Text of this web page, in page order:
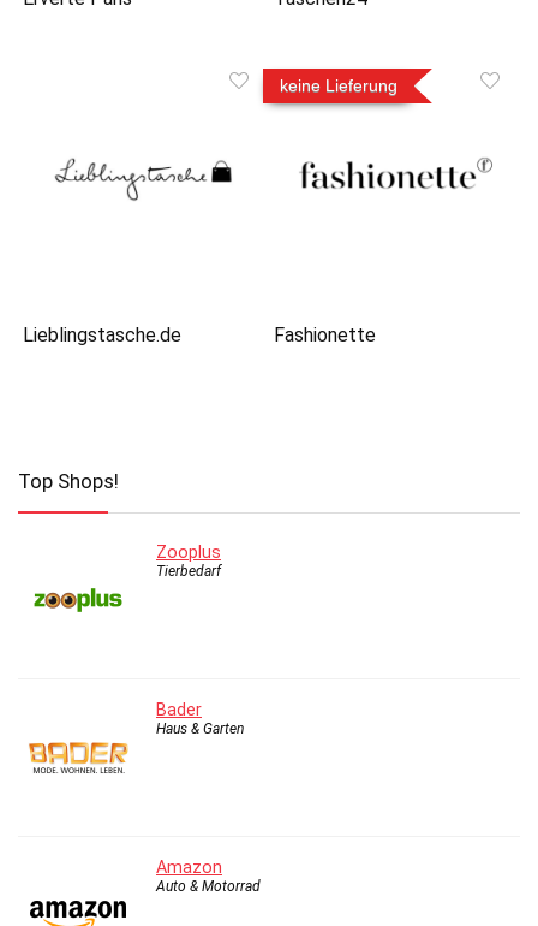
Lieblingstasche.de
keine Lieferung
Fashionette
Top Shops!
Zooplus
Tierbedarf
Bader
Haus & Garten
Amazon
Auto & Motorrad